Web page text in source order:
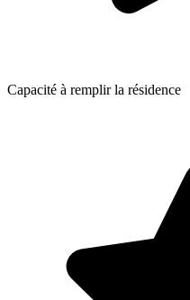
Capacité à remplir la résidence